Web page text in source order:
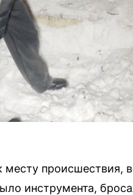
месту происшествия,
инструмента,